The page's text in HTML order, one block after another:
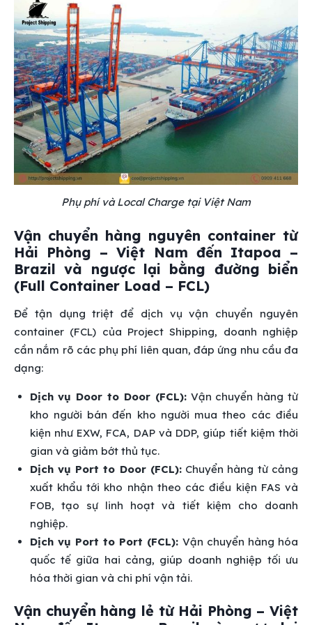
Phụ phí và Local Charge tại Việt Nam
Vận chuyển hàng nguyên container từ
Hải Phòng – Việt Nam đến Itapoa –
Brazil và ngược lại bằng đường biển
(Full Container Load – FCL)
Để tận dụng triệt để dịch vụ vận chuyển nguyên
container (FCL) của Project Shipping, doanh nghiệp
cần nắm rõ các phụ phí liên quan, đáp ứng nhu cầu đa
dạng:
Dịch vụ Door to Door (FCL):Vận chuyển hàng từ
kho người bán đến kho người mua theo các điều
kiện như EXW, FCA, DAP và DDP, giúp tiết kiệm thời
gian và giảm bớt thủ tục.
Dịch vụ Port to Door (FCL):Chuyển hàng từ cảng
xuất khẩu tới kho nhận theo các điều kiện FAS và
FOB, tạo sự linh hoạt và tiết kiệm cho doanh
nghiệp.
Dịch vụ Port to Port (FCL): Vận chuyển hàng hóa
quốc tế giữa hai cảng, giúp doanh nghiệp tối ưu
hóa thời gian và chi phí vận tải.
Vận chuyển hàng lẻ từ Hải Phòng – Việt